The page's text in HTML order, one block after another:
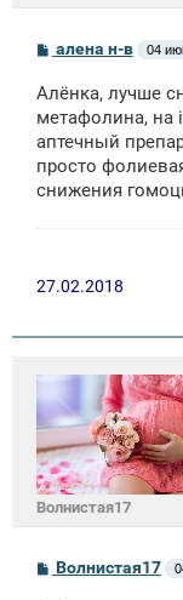
С
б
щ
н
и
алена н-в 04
Алёнка, лучше
метафолина, на
аптечный
просто
снижения
27.02.2018
Волнистая17
СВолнистая17